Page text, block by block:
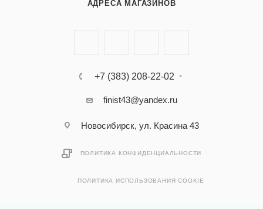
АДРЕСА МАГАЗИНОВ
+7 (383) 208-22-02
finist43@yandex.ru
Новосибирск, ул. Красина 43
ПОЛИТИКА КОНФИДЕНЦИАЛЬНОСТИ
ПОЛИТИКА ИСПОЛЬЗОВАНИЯ COOKIE